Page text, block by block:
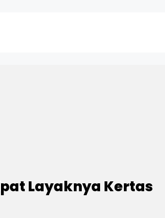
Layaknya Kertas